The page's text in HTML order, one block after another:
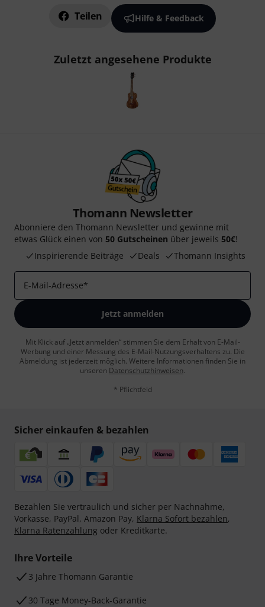
Teilen Hilfe & Feedback
Zuletzt angesehene Produkte
Thomann Newsletter
Abonniere den Thomann Newsletter und gewinne mit
etwas Glück einen von 50 Gutscheinen über jeweils 50€!
Inspirierende Beiträge
Deals Thomann Insights
E-Mail-Adresse*
Jetzt anmelden
Mit Klick auf „Jetzt anmelden“ stimmen Sie dem Erhalt von E-Mail-
Werbung und einer Messung des E-Mail-Nutzungsverhaltens zu. Die
Abmeldung ist jederzeit möglich. Weitere Informationen finden Sie in
unseren Datenschutzhinweisen.
* Pflichtfeld
Sicher einkaufen & bezahlen
Bezahlen Sie vertraulich und sicher per Nachnahme,
Vorkasse, PayPal, Amazon Pay, Klarna Sofort bezahlen,
Klarna Ratenzahlung oder Kreditkarte.
Ihre Vorteile
3 Jahre Thomann Garantie
30 Tage Money-Back-Garantie